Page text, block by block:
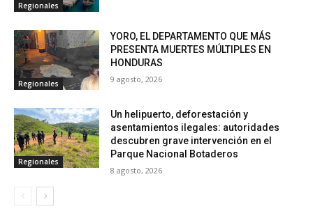
Regionales
Regionales
YORO, EL DEPARTAMENTO QUE MÁS
PRESENTA MUERTES MÚLTIPLES EN
HONDURAS
9 agosto, 2026
Regionales
Un helipuerto, deforestación y
asentamientos ilegales: autoridades
descubren grave intervención en el
Parque Nacional Botaderos
8 agosto, 2026